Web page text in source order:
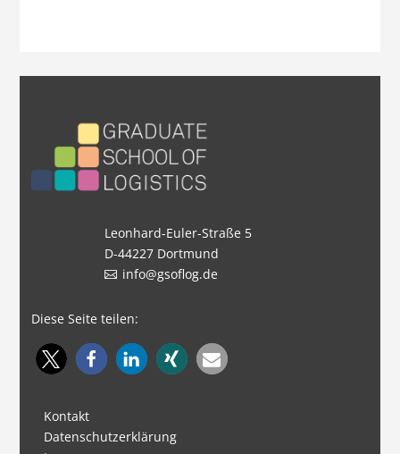
Leonhard-Euler-Straße 5
D-44227 Dortmund
info@gsoflog.de
Diese Seite teilen:
Kontakt
Datenschutzerklärung